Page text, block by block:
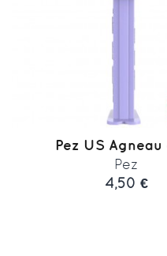
Pez US Agneau
Pez
4,50 €